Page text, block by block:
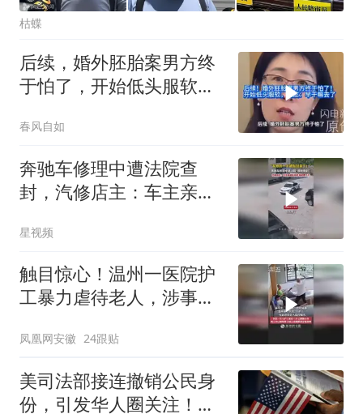
枯蝶
后续，婚外胚胎案男方终
于怕了，开始低头服软，
春风自如
奔驰车修理中遭法院查
封，汽修店主：车主亲戚
星视频
触目惊心！温州一医院护
工暴力虐待老人，涉事人
凤凰网安徽 24跟贴
美司法部接连撤销公民身
份，引发华人圈关注！这